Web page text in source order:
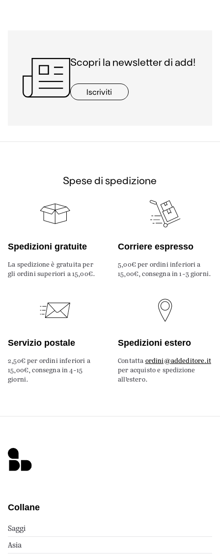
Scopri la newsletter di add!
Iscriviti
Spese di spedizione
Spedizioni gratuite
La spedizione è gratuita per
gli ordini superiori a 15,00€.
Corriere espresso
5,00€ per ordini inferiori a
15,00€, consegna in 1-3 giorni.
Servizio postale
2,50€ per ordini inferiori a
15,00€, consegna in 4-15
giorni.
Spedizioni estero
Contatta ordini@addeditore.it
per acquisto e spedizione
all’estero.
Collane
Saggi
Asia